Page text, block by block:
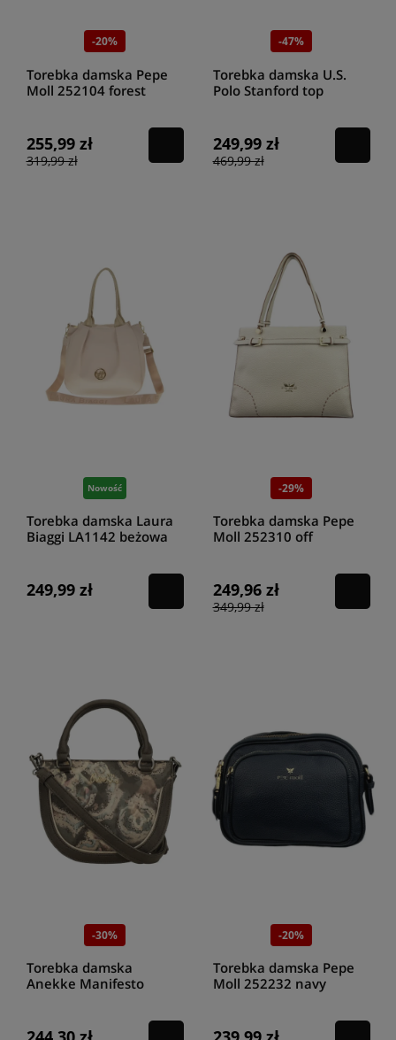
-20%
Torebka damska Pepe
Moll 252104 forest
255,99 zł
319,99 zł
-47%
Torebka damska U.S.
Polo Stanford top
249,99 zł
469,99 zł
Nowość
Torebka damska Laura
Biaggi LA1142 beżowa
249,99 zł
-29%
Torebka damska Pepe
Moll 252310 off
249,96 zł
349,99 zł
-30%
Torebka damska
Anekke Manifesto
-20%
Torebka damska Pepe
Moll 252232 navy